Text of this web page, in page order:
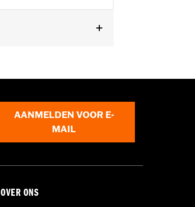
AANMELDEN VOOR E-
MAIL
OVER ONS